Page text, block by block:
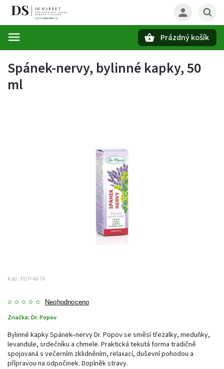
Prázdný košík
Spánek-nervy, bylinné kapky, 50
ml
Kód: POP-4674
Neohodnoceno
Značka: Dr. Popov
Bylinné kapky Spánek–nervy Dr. Popov se směsí třezalky, meduňky,
levandule, srdečníku a chmele. Praktická tekutá forma tradičně
spojovaná s večerním zklidněním, relaxací, duševní pohodou a
přípravou na odpočinek. Doplněk stravy.